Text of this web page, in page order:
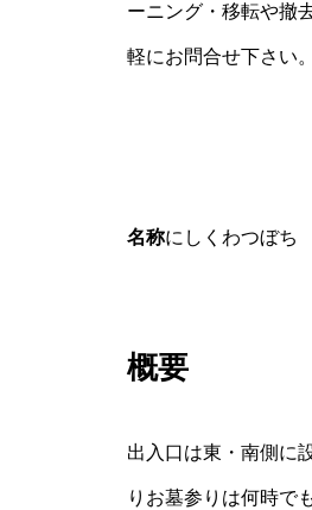
ーニング・移転や撤
軽にお問合せ下さい
名称にしくわつぼち
概要
出入口は東・南側に
りお墓参りは何時で